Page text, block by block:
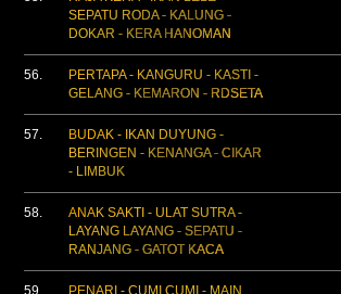
SEPATU RODA - KALUNG -
DOKAR - KERA HANOMAN
56.
PERTAPA - KANGURU - KASTI -
GELANG - KEMARON - RDSETA
57.
BUDAK - IKAN DUYUNG -
BERINGEN - KENANGA - CIKAR
- LIMBUK
58.
ANAK SAKTI - ULAT SUTRA -
LAYANG LAYANG - SEPATU -
RANJANG - GATOT KACA
59.
PENARI - CUMI CUMI - MAIN